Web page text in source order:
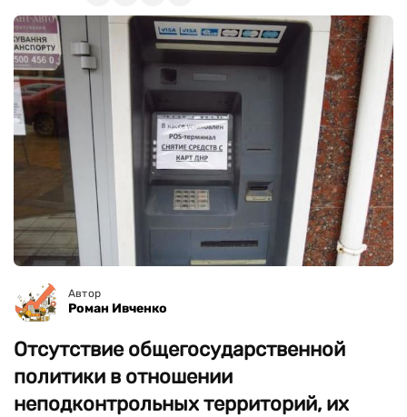
Автор
Роман Ивченко
Отсутствие общегосударственной
политики в отношении
неподконтрольных территорий, их